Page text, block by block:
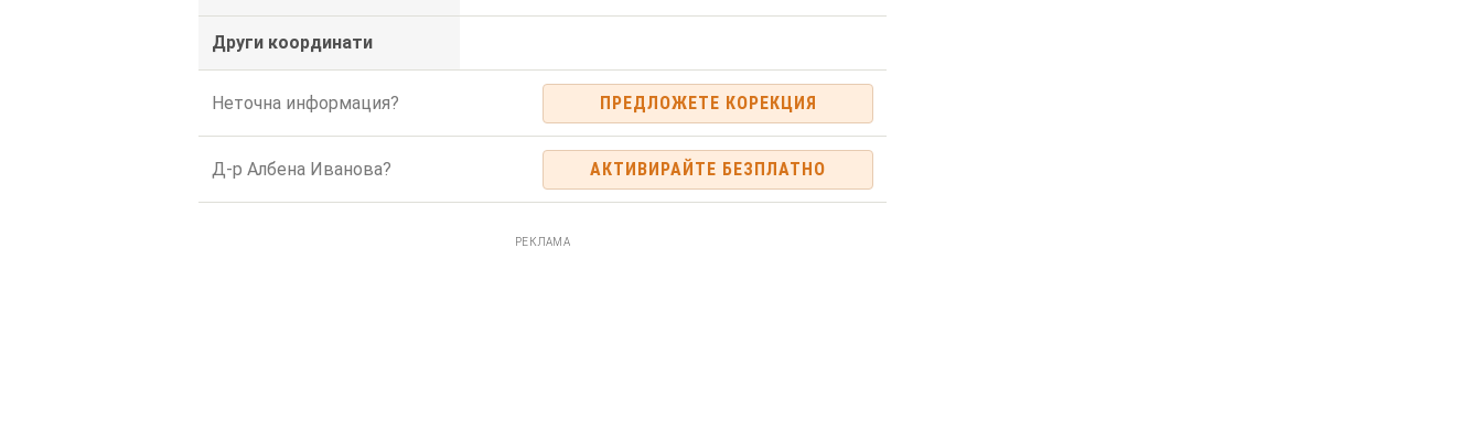
Други координати
Неточна информация? ПРЕДЛОЖЕТЕ КОРЕКЦИЯ
Д-р Албена Иванова? АКТИВИРАЙТЕ БЕЗПЛАТНО
РЕКЛАМА